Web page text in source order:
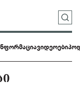
ვიდეოები